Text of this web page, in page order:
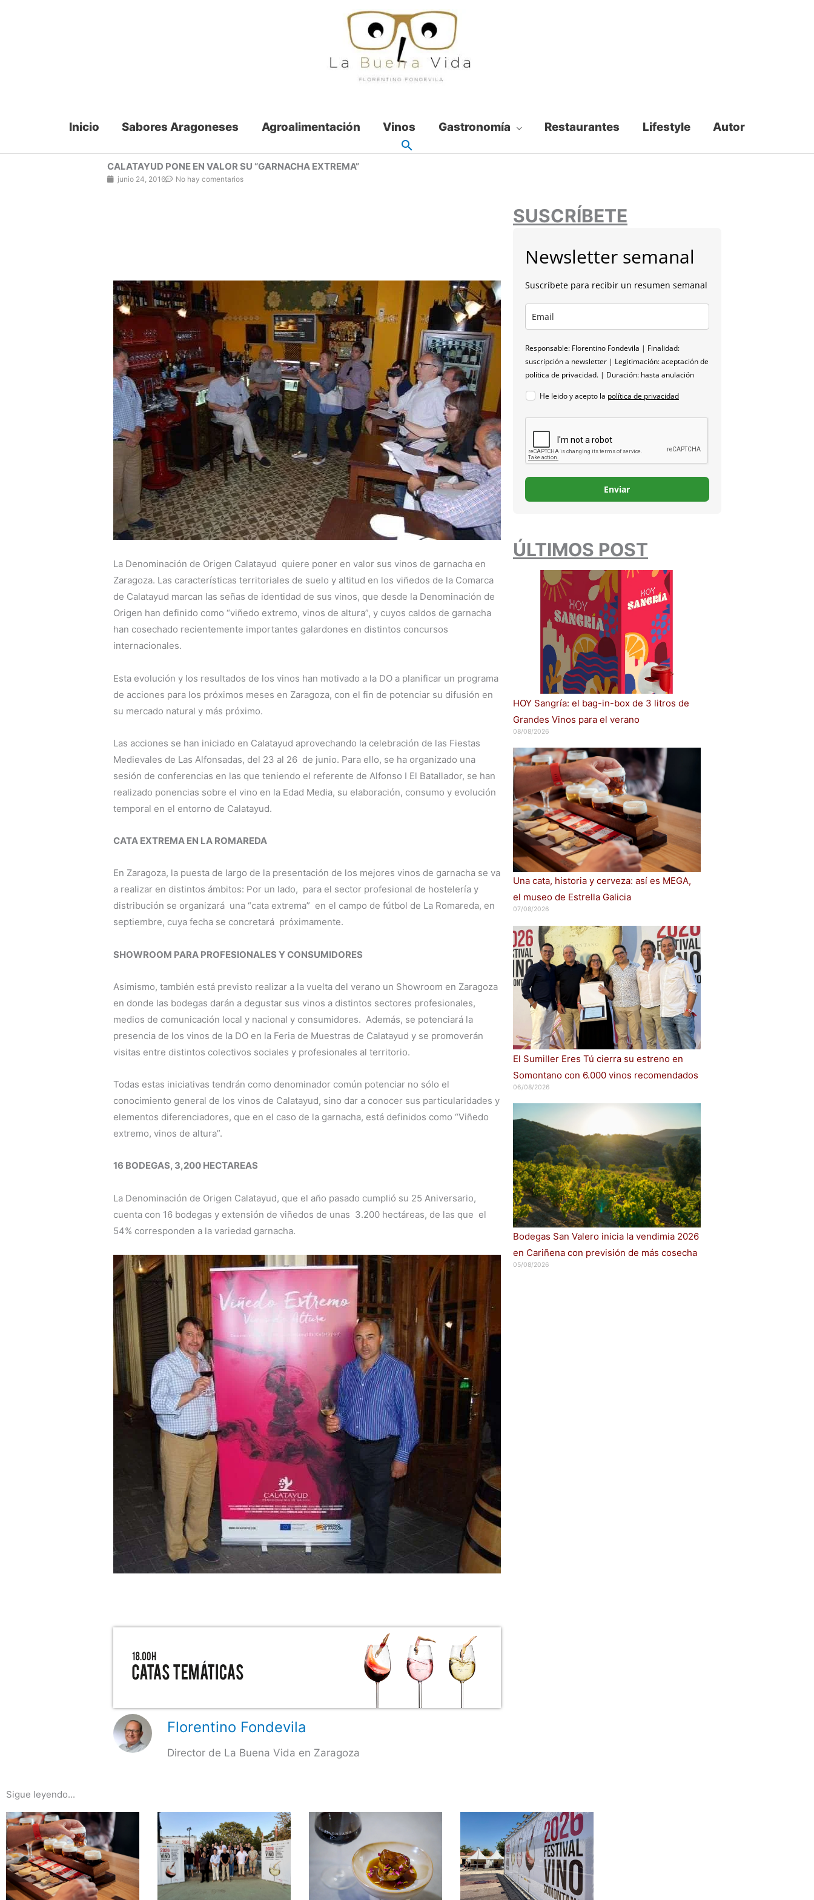
Inicio Sabores Aragoneses Agroalimentación Vinos Gastronomía Restaurantes Lifestyle Autor
CALATAYUD PONE EN VALOR SU “GARNACHA EXTREMA”
junio 24, 2016 No hay comentarios
La Denominación de Origen Calatayud quiere poner en valor sus vinos de garnacha en
Zaragoza. Las características territoriales de suelo y altitud en los viñedos de la Comarca
de Calatayud marcan las señas de identidad de sus vinos, que desde la Denominación de
Origen han definido como “viñedo extremo, vinos de altura”, y cuyos caldos de garnacha
han cosechado recientemente importantes galardones en distintos concursos
internacionales.
Esta evolución y los resultados de los vinos han motivado a la DO a planificar un programa
de acciones para los próximos meses en Zaragoza, con el fin de potenciar su difusión en
su mercado natural y más próximo.
Las acciones se han iniciado en Calatayud aprovechando la celebración de las Fiestas
Medievales de Las Alfonsadas, del 23 al 26 de junio. Para ello, se ha organizado una
sesión de conferencias en las que teniendo el referente de Alfonso I El Batallador, se han
realizado ponencias sobre el vino en la Edad Media, su elaboración, consumo y evolución
temporal en el entorno de Calatayud.
CATA EXTREMA EN LA ROMAREDA
En Zaragoza, la puesta de largo de la presentación de los mejores vinos de garnacha se va
a realizar en distintos ámbitos: Por un lado, para el sector profesional de hostelería y
distribución se organizará una “cata extrema” en el campo de fútbol de La Romareda, en
septiembre, cuya fecha se concretará próximamente.
SHOWROOM PARA PROFESIONALES Y CONSUMIDORES
Asimismo, también está previsto realizar a la vuelta del verano un Showroom en Zaragoza
en donde las bodegas darán a degustar sus vinos a distintos sectores profesionales,
medios de comunicación local y nacional y consumidores. Además, se potenciará la
presencia de los vinos de la DO en la Feria de Muestras de Calatayud y se promoverán
visitas entre distintos colectivos sociales y profesionales al territorio.
Todas estas iniciativas tendrán como denominador común potenciar no sólo el
conocimiento general de los vinos de Calatayud, sino dar a conocer sus particularidades y
elementos diferenciadores, que en el caso de la garnacha, está definidos como “Viñedo
extremo, vinos de altura”.
16 BODEGAS, 3,200 HECTAREAS
La Denominación de Origen Calatayud, que el año pasado cumplió su 25 Aniversario,
cuenta con 16 bodegas y extensión de viñedos de unas 3.200 hectáreas, de las que el
54% corresponden a la variedad garnacha.
Florentino Fondevila
Director de La Buena Vida en Zaragoza
SUSCRÍBETE
Newsletter semanal
Suscríbete para recibir un resumen semanal
Responsable: Florentino Fondevila | Finalidad:
suscripción a newsletter | Legitimación: aceptación de
política de privacidad. | Duración: hasta anulación
He leido y acepto la política de privacidad
Enviar
ÚLTIMOS POST
HOY Sangría: el bag-in-box de 3 litros de
Grandes Vinos para el verano
08/08/2026
Una cata, historia y cerveza: así es MEGA,
el museo de Estrella Galicia
07/08/2026
El Sumiller Eres Tú cierra su estreno en
Somontano con 6.000 vinos recomendados
06/08/2026
Bodegas San Valero inicia la vendimia 2026
en Cariñena con previsión de más cosecha
05/08/2026
Sigue leyendo...